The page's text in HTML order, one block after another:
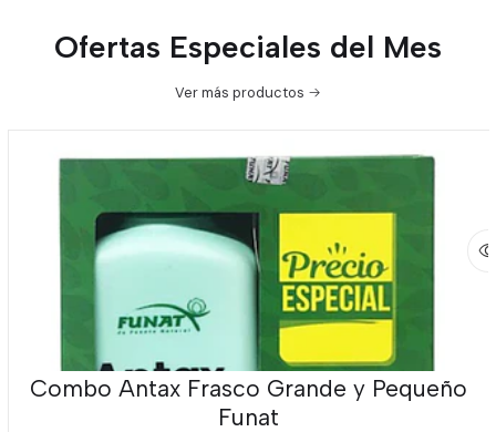
Ofertas Especiales del Mes
Ver más productos
Combo Antax Frasco Grande y Pequeño
Funat